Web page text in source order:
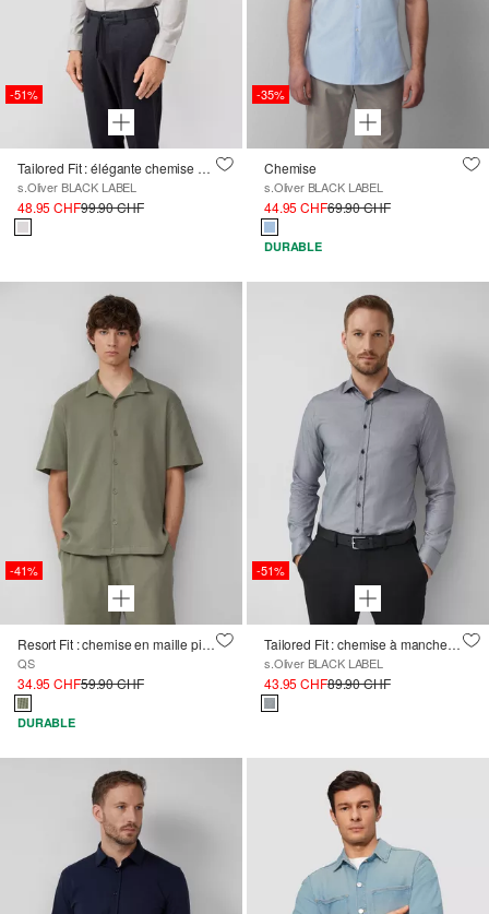
-51%
Tailored Fit : élégante chemise à manches longues en jersey noble
s.Oliver BLACK LABEL
48.95 CHF99.90 CHF
-35%
Chemise
s.Oliver BLACK LABEL
44.95 CHF69.90 CHF
DURABLE
-41%
Resort Fit : chemise en maille piquée gaufrée
QS
34.95 CHF59.90 CHF
DURABLE
-51%
Tailored Fit : chemise à manches longues avec une fine structure tissée
s.Oliver BLACK LABEL
43.95 CHF89.90 CHF